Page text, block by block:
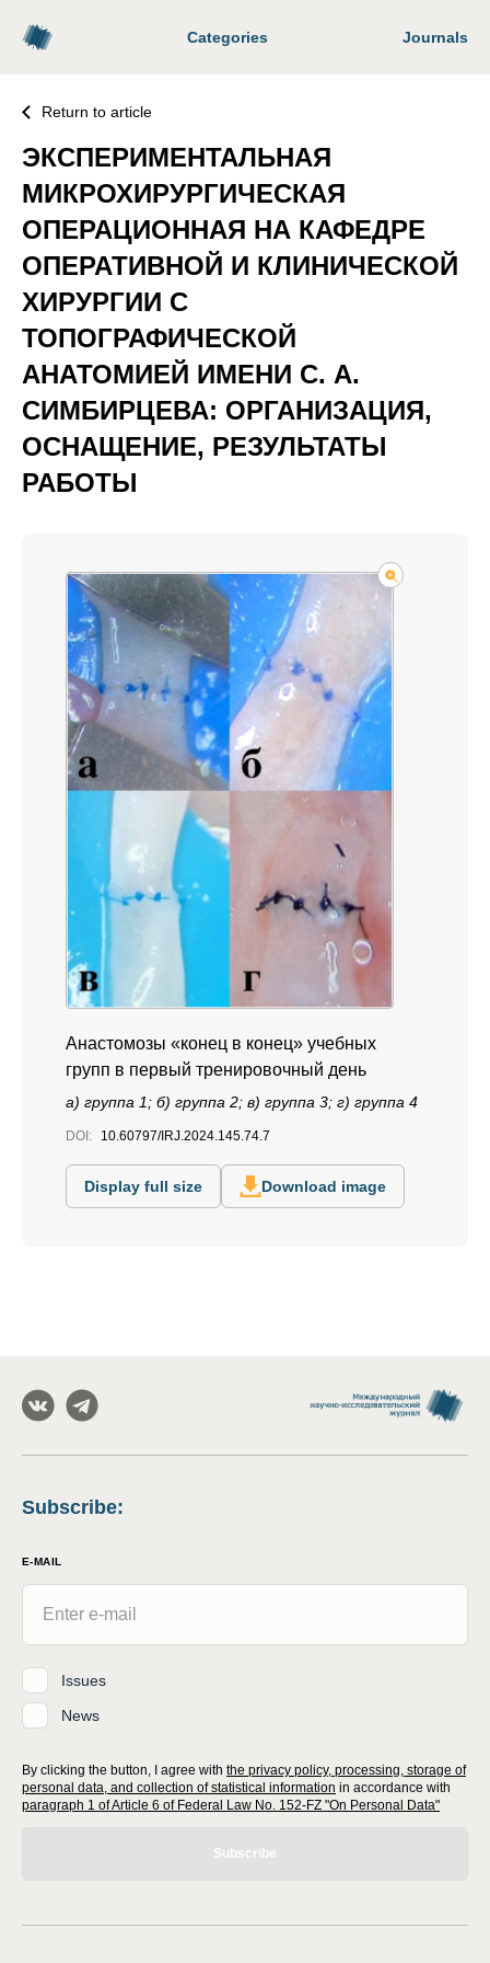
Categories Journals
Return to article
ЭКСПЕРИМЕНТАЛЬНАЯ
МИКРОХИРУРГИЧЕСКАЯ
ОПЕРАЦИОННАЯ НА КАФЕДРЕ
ОПЕРАТИВНОЙ И КЛИНИЧЕСКОЙ
ХИРУРГИИ С
ТОПОГРАФИЧЕСКОЙ
АНАТОМИЕЙ ИМЕНИ С. А.
СИМБИРЦЕВА: ОРГАНИЗАЦИЯ,
ОСНАЩЕНИЕ, РЕЗУЛЬТАТЫ
РАБОТЫ
Анастомозы «конец в конец» учебных
групп в первый тренировочный день
а) группа 1; б) группа 2; в) группа 3; г) группа 4
DOI: 10.60797/IRJ.2024.145.74.7
Display full size Download image
Subscribe:
E-MAIL
Issues
News
By clicking the button, I agree with the privacy policy, processing, storage of
personal data, and collection of statistical information in accordance with
paragraph 1 of Article 6 of Federal Law No. 152-FZ "On Personal Data"
Subscribe